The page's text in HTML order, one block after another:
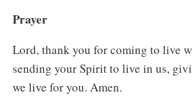
Prayer
Lord, thank you for coming to live
sending your Spirit to live in us,
we live for you. Amen.